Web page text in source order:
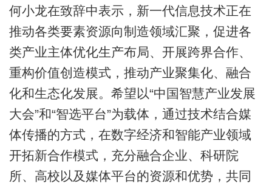
何小龙在致辞中表示，新一代信息技术正在
推动各类要素资源向制造领域汇聚，促进各
类产业主体优化生产布局、开展跨界合作、
重构价值创造模式，推动产业聚集化、融合
化和生态化发展。希望以“中国智慧产业发展
大会”和“智选平台”为载体，通过技术结合媒
体传播的方式，在数字经济和智能产业领域
开拓新合作模式，充分融合企业、科研院
所、高校以及媒体平台的资源和优势，共同